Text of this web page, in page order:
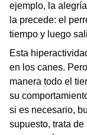
ejemplo, la
la precede: el
tiempo y luego
Esta
en los canes.
manera todo el
su
si es necesario,
supuesto, trata